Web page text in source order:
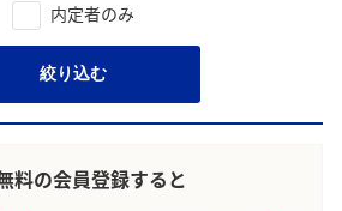
内定者のみ
絞り込む
料の会員登録すると